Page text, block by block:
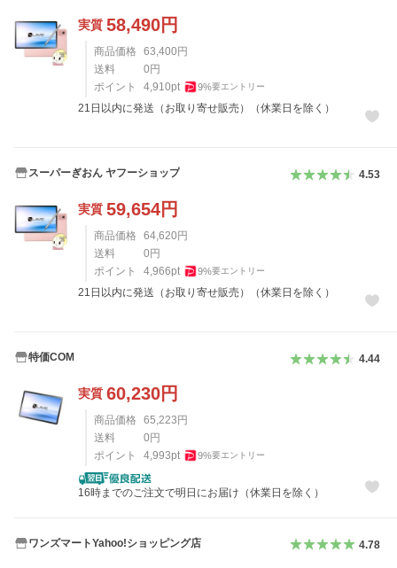
実質 58,490円
商品価格 63,400 円
送料
0 円
ポイント
4,910pt 9%要エントリー
21日以内に発送（お取り寄せ販売）（休業日を除く）
スーパーぎおん ヤフーショップ 4.53
実質 59,654円
商品価格 64,620 円
送料
0 円
ポイント
4,966pt 9%要エントリー
21日以内に発送（お取り寄せ販売）（休業日を除く）
特価COM 4.44
実質 60,230円
商品価格 65,223 円
送料
0 円
ポイント
4,993pt 9%要エントリー
16時までのご注文で明日にお届け（休業日を除く）
ワンズマートYahoo!ショッピング店 4.78